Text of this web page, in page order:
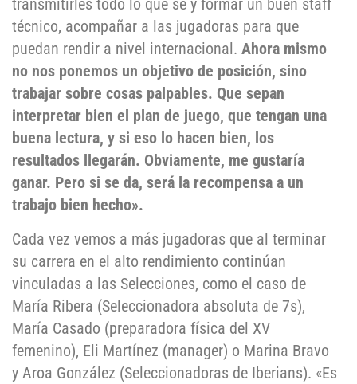
transmitirles todo lo que se y formar un buen staff
técnico, acompañar a las jugadoras para que
puedan rendir a nivel internacional. Ahora mismo
no nos ponemos un objetivo de posición, sino
trabajar sobre cosas palpables. Que sepan
interpretar bien el plan de juego, que tengan una
buena lectura, y si eso lo hacen bien, los
resultados llegarán. Obviamente, me gustaría
ganar. Pero si se da, será la recompensa a un
trabajo bien hecho».
Cada vez vemos a más jugadoras que al terminar
su carrera en el alto rendimiento continúan
vinculadas a las Selecciones, como el caso de
María Ribera (Seleccionadora absoluta de 7s),
María Casado (preparadora física del XV
femenino), Eli Martínez (manager) o Marina Bravo
y Aroa González (Seleccionadoras de Iberians). «Es